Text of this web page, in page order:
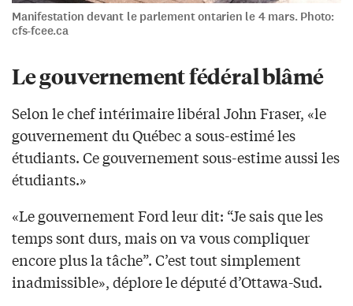
Manifestation devant le parlement ontarien le 4 mars. Photo:
cfs-fcee.ca
Le gouvernement fédéral blâmé
Selon le chef intérimaire libéral John Fraser, «le
gouvernement du Québec a sous-estimé les
étudiants. Ce gouvernement sous-estime aussi les
étudiants.»
«Le gouvernement Ford leur dit: “Je sais que les
temps sont durs, mais on va vous compliquer
encore plus la tâche”. C’est tout simplement
inadmissible», déplore le député d’Ottawa-Sud.